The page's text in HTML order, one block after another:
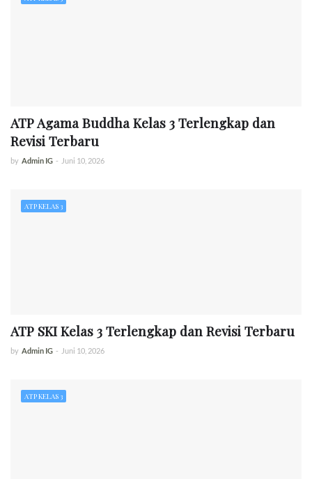
ATP Agama Buddha Kelas 3 Terlengkap dan
Revisi Terbaru
by Admin IG - Juni 10, 2026
ATP KELAS 3
ATP SKI Kelas 3 Terlengkap dan Revisi Terbaru
by Admin IG - Juni 10, 2026
ATP KELAS 3